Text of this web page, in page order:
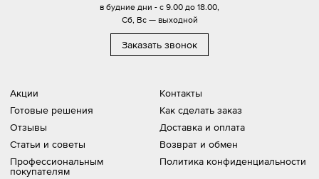
Акции
Готовые решения
Отзывы
Статьи и советы
Профессиональным
покупателям
Контакты
Как сделать заказ
Доставка и оплата
Возврат и обмен
Политика конфиденциальности
в будние дни - с 9.00 до 18.00,
Сб, Вс — выходной
Заказать звонок